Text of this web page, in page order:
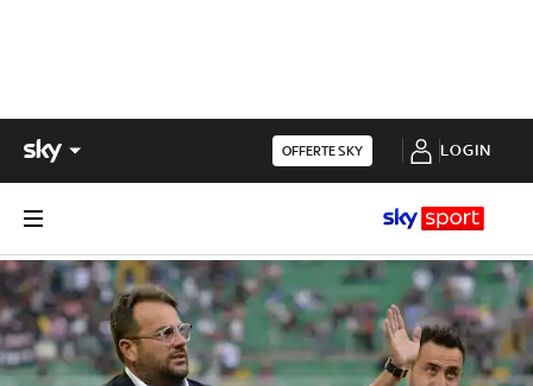
OFFERTE SKY LOGIN